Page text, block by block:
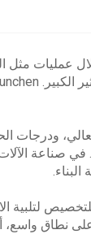
خلال
ودرجات
صناعة
نطاق